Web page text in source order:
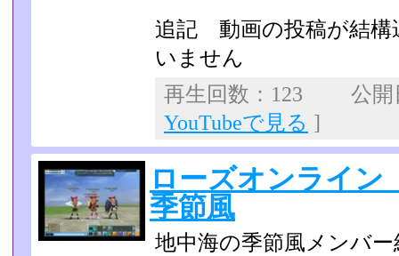
追記 動画の投稿
いません
再生回数：123 公
YouTubeで見る ]
ローズオンライ
季節風
地中海の季節風メンバー